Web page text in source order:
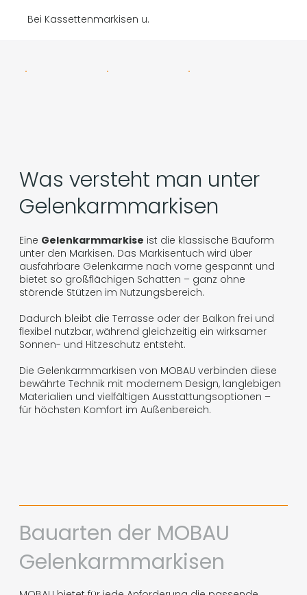
Bei Kassettenmarkisen u.
Was versteht man unter
Gelenkarmmarkisen
Eine Gelenkarmmarkise ist die klassische Bauform
unter den Markisen. Das Markisentuch wird über
ausfahrbare Gelenkarme nach vorne gespannt und
bietet so großflächigen Schatten – ganz ohne
störende Stützen im Nutzungsbereich.
Dadurch bleibt die Terrasse oder der Balkon frei und
flexibel nutzbar, während gleichzeitig ein wirksamer
Sonnen- und Hitzeschutz entsteht.
Die Gelenkarmmarkisen von MOBAU verbinden diese
bewährte Technik mit modernem Design, langlebigen
Materialien und vielfältigen Ausstattungsoptionen –
für höchsten Komfort im Außenbereich.
Bauarten der MOBAU
Gelenkarmmarkisen